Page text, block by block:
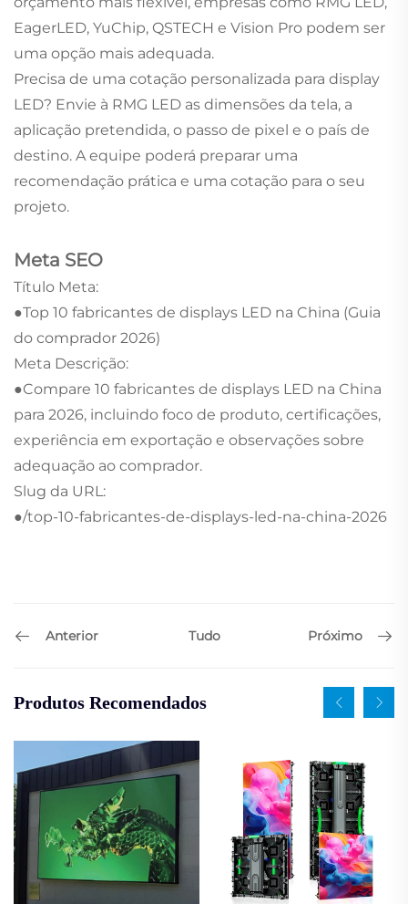
EagerLED, YuChip, QSTECH e Vision Pro podem ser
uma opção mais adequada.
Precisa de uma cotação personalizada para display
LED? Envie à RMG LED as dimensões da tela, a
aplicação pretendida, o passo de pixel e o país de
destino. A equipe poderá preparar uma
recomendação prática e uma cotação para o seu
projeto.
Meta SEO
Título Meta:
●Top 10 fabricantes de displays LED na China (Guia
do comprador 2026)
Meta Descrição:
●Compare 10 fabricantes de displays LED na China
para 2026, incluindo foco de produto, certificações,
experiência em exportação e observações sobre
adequação ao comprador.
Slug da URL:
●/top-10-fabricantes-de-displays-led-na-china-2026
Anterior Tudo Próximo
Produtos Recomendados